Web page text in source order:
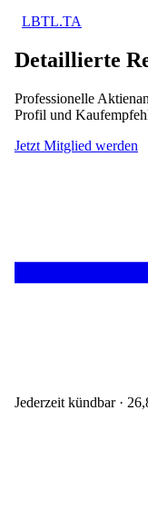
LBTL.TA
Detaillierte
Professionelle
Profil und
Jetzt Mitglied werden
Jederzeit kündbar ·